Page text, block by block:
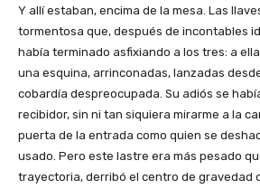
Y allí estaban, encima de la mesa. Las
tormentosa que, después de incontables
había terminado asfixiando a los tres: a
una esquina, arrinconadas, lanzadas
cobardía despreocupada. Su adiós se
recibidor, sin ni tan siquiera mirarme a la
puerta de la entrada como quien se
usado. Pero este lastre era más pesado
trayectoria, derribó el centro de gravedad